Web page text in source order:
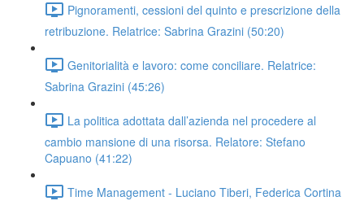
Pignoramenti, cessioni del quinto e prescrizione della
retribuzione. Relatrice: Sabrina Grazini (50:20)
Genitorialità e lavoro: come conciliare. Relatrice:
Sabrina Grazini (45:26)
La politica adottata dall’azienda nel procedere al
cambio mansione di una risorsa. Relatore: Stefano
Capuano (41:22)
Time Management - Luciano Tiberi, Federica Cortina